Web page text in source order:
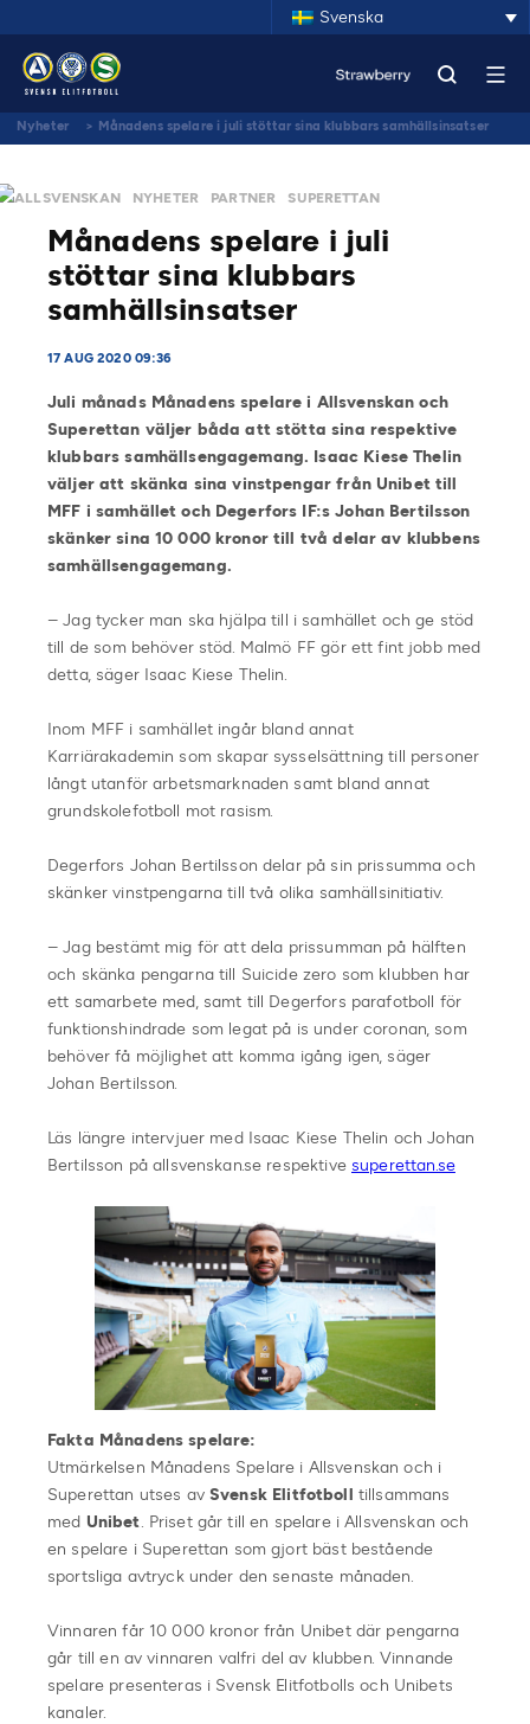
Svenska
Nyheter > Månadens spelare i juli stöttar sina klubbars samhällsinsatser
ALLSVENSKAN NYHETER PARTNER SUPERETTAN
Månadens spelare i juli
stöttar sina klubbars
samhällsinsatser
17 AUG 2020 09:36
Juli månads Månadens spelare i Allsvenskan och
Superettan väljer båda att stötta sina respektive
klubbars samhällsengagemang. Isaac Kiese Thelin
väljer att skänka sina vinstpengar från Unibet till
MFF i samhället och Degerfors IF:s Johan Bertilsson
skänker sina 10 000 kronor till två delar av klubbens
samhällsengagemang.
– Jag tycker man ska hjälpa till i samhället och ge stöd
till de som behöver stöd. Malmö FF gör ett fint jobb med
detta, säger Isaac Kiese Thelin.
Inom MFF i samhället ingår bland annat
Karriärakademin som skapar sysselsättning till personer
långt utanför arbetsmarknaden samt bland annat
grundskolefotboll mot rasism.
Degerfors Johan Bertilsson delar på sin prissumma och
skänker vinstpengarna till två olika samhällsinitiativ.
– Jag bestämt mig för att dela prissumman på hälften
och skänka pengarna till Suicide zero som klubben har
ett samarbete med, samt till Degerfors parafotboll för
funktionshindrade som legat på is under coronan, som
behöver få möjlighet att komma igång igen, säger
Johan Bertilsson.
Läs längre intervjuer med Isaac Kiese Thelin och Johan
Bertilsson på allsvenskan.se respektive superettan.se
Fakta Månadens spelare:
Utmärkelsen Månadens Spelare i Allsvenskan och i
Superettan utses avSvensk Elitfotboll tillsammans
med Unibet. Priset går till en spelare i Allsvenskan och
en spelare i Superettan som gjort bäst bestående
sportsliga avtryck under den senaste månaden.
Vinnaren får 10 000 kronor från Unibet där pengarna
går till en av vinnaren valfri del av klubben. Vinnande
spelare presenteras i Svensk Elitfotbolls och Unibets
kanaler.